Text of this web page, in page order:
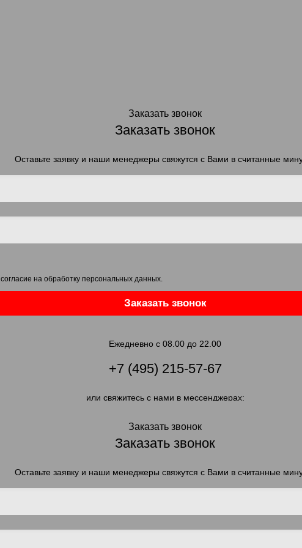
Заказать звонок
Заказать звонок
Оставьте заявку и наши менеджеры свяжутся с Вами в считанные
согласие на обработку персональных данных
Заказать звонок
Ежедневно с 08.00 до 22.00
+7 (495) 215-57-67
или свяжитесь с нами в мессенджерах:
Заказать звонок
Заказать звонок
Оставьте заявку и наши менеджеры свяжутся с Вами в считанные